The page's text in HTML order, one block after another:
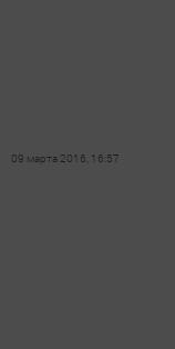
09 марта 2016, 16:57